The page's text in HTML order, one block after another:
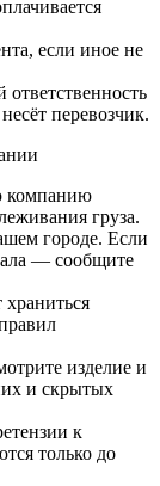
если иное не
перевозчик.
компанию
груза.
городе. Если
— сообщите
изделие и
и скрытых
к
только до